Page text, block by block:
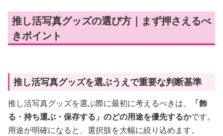
推し活写真グッズの選び方｜まず押さえるべ
きポイント
推し活写真グッズを選ぶうえで重要な判断基準
推し活写真グッズを選ぶ際に最初に考えるべきは、
「飾
る・持ち運ぶ・保存する」のどの用途を優先するかです。
用途が明確になると、選択肢を大幅に絞り込めます。